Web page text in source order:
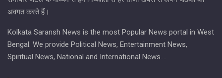
अवगत करते हैं।
Kolkata Saransh News is the most Popular News portal in West
Bengal. We provide Political News, Entertainment News,
Spiritual News, National and International News….